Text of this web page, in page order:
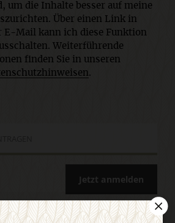
um die Inhalte besser auf meine
Über einen Link in
E-Mail kann ich diese Funktion
Weiterführende
finden Sie in unseren
.
Jetzt anmelden